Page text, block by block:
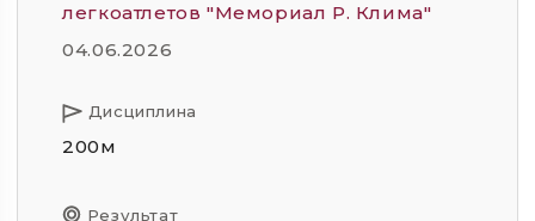
легкоатлетов "Мемориал Р. Клима"
04.06.2026
Дисциплина
200м
Результат